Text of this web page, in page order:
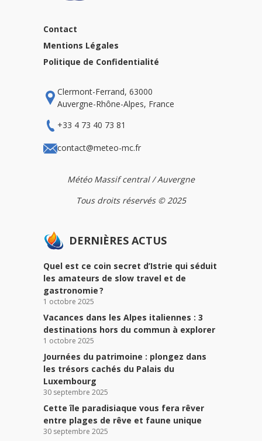
Contact
Mentions Légales
Politique de Confidentialité
Clermont-Ferrand, 63000
Auvergne-Rhône-Alpes, France
+33 4 73 40 73 81
contact@meteo-mc.fr
Météo Massif central / Auvergne
Tous droits réservés © 2025
DERNIÈRES ACTUS
Quel est ce coin secret d’Istrie qui séduit
les amateurs de slow travel et de
gastronomie ?
1 octobre 2025
Vacances dans les Alpes italiennes : 3
destinations hors du commun à explorer
1 octobre 2025
Journées du patrimoine : plongez dans
les trésors cachés du Palais du
Luxembourg
30 septembre 2025
Cette île paradisiaque vous fera rêver
entre plages de rêve et faune unique
30 septembre 2025